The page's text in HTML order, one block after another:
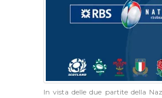
In vista delle due partite della